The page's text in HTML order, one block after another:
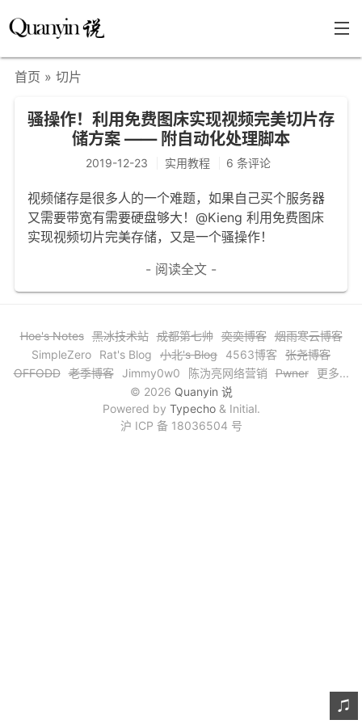
文章分类
瞎说杂谈
学海泛舟
精华荟萃
只言片语
文章归档
谷歌站内搜索
首页 » 切片
骚操作！利用免费图床实现视频完美切片存
储方案 —— 附自动化处理脚本
2019-12-23 实用教程 6 条评论
视频储存是很多人的一个难题，如果自己买个服务器
又需要带宽有需要硬盘够大！@Kieng 利用免费图床
实现视频切片完美存储，又是一个骚操作！
- 阅读全文 -
Hoe's Notes 黑冰技术站 成都第七帅 奕奕博客 烟雨寒云博客
SimpleZero
Rat's Blog 小北's Blog 4563博客
张尧博客
OFFODD 老季博客 Jimmy0w0 陈沩亮网络营销 Pwner
更多...
© 2026 Quanyin 说
Powered by Typecho& Initial.
沪 ICP 备 18036504 号